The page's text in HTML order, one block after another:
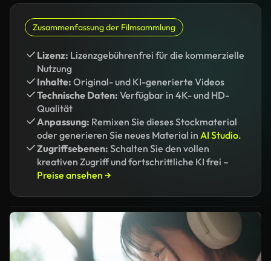
Zusammenfassung der Filmsammlung
Lizenz: Lizenzgebührenfrei für die kommerzielle
Nutzung
Inhalte: Original- und KI-generierte Videos
Technische Daten: Verfügbar in 4K- und HD-
Qualität
Anpassung: Remixen Sie dieses Stockmaterial
oder generieren Sie neues Material in AI Studio.
Zugriffsebenen: Schalten Sie den vollen
kreativen Zugriff und fortschrittliche KI frei –
Preise ansehen →